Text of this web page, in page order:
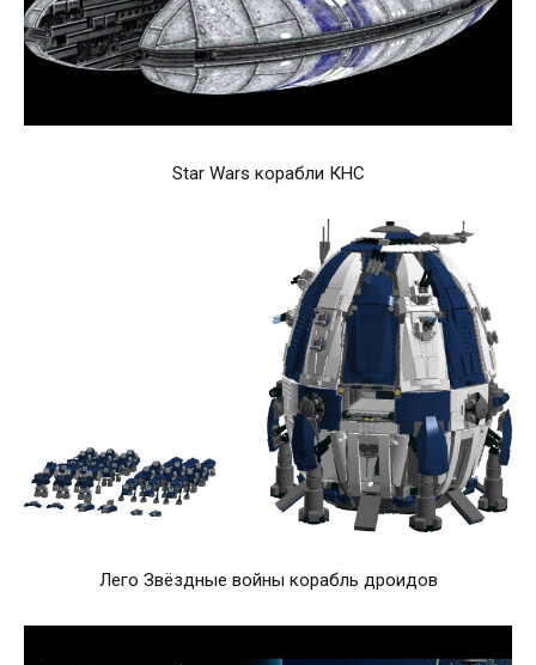
Star Wars корабли КНС
Лего Звёздные войны корабль дроидов